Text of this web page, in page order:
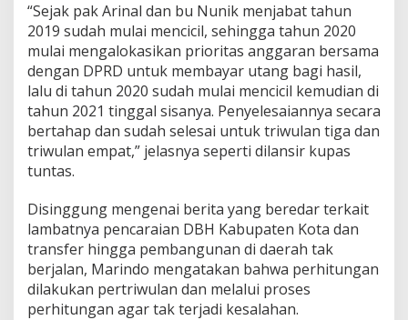
“Sejak pak Arinal dan bu Nunik menjabat tahun
2019 sudah mulai mencicil, sehingga tahun 2020
mulai mengalokasikan prioritas anggaran bersama
dengan DPRD untuk membayar utang bagi hasil,
lalu di tahun 2020 sudah mulai mencicil kemudian di
tahun 2021 tinggal sisanya. Penyelesaiannya secara
bertahap dan sudah selesai untuk triwulan tiga dan
triwulan empat,” jelasnya seperti dilansir kupas
tuntas.
Disinggung mengenai berita yang beredar terkait
lambatnya pencaraian DBH Kabupaten Kota dan
transfer hingga pembangunan di daerah tak
berjalan, Marindo mengatakan bahwa perhitungan
dilakukan pertriwulan dan melalui proses
perhitungan agar tak terjadi kesalahan.